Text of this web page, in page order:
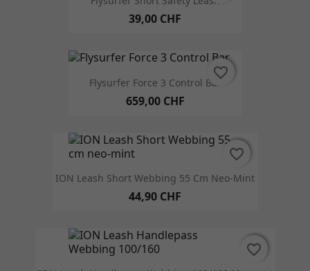
39,00 CHF
Flysurfer Force 3 Control Bar
659,00 CHF
favorite_border
favorite_border
ION Leash Short Webbing 55 Cm Neo-Mint
44,90 CHF
favorite_border
favorite_border
favorite_border
favorite_border